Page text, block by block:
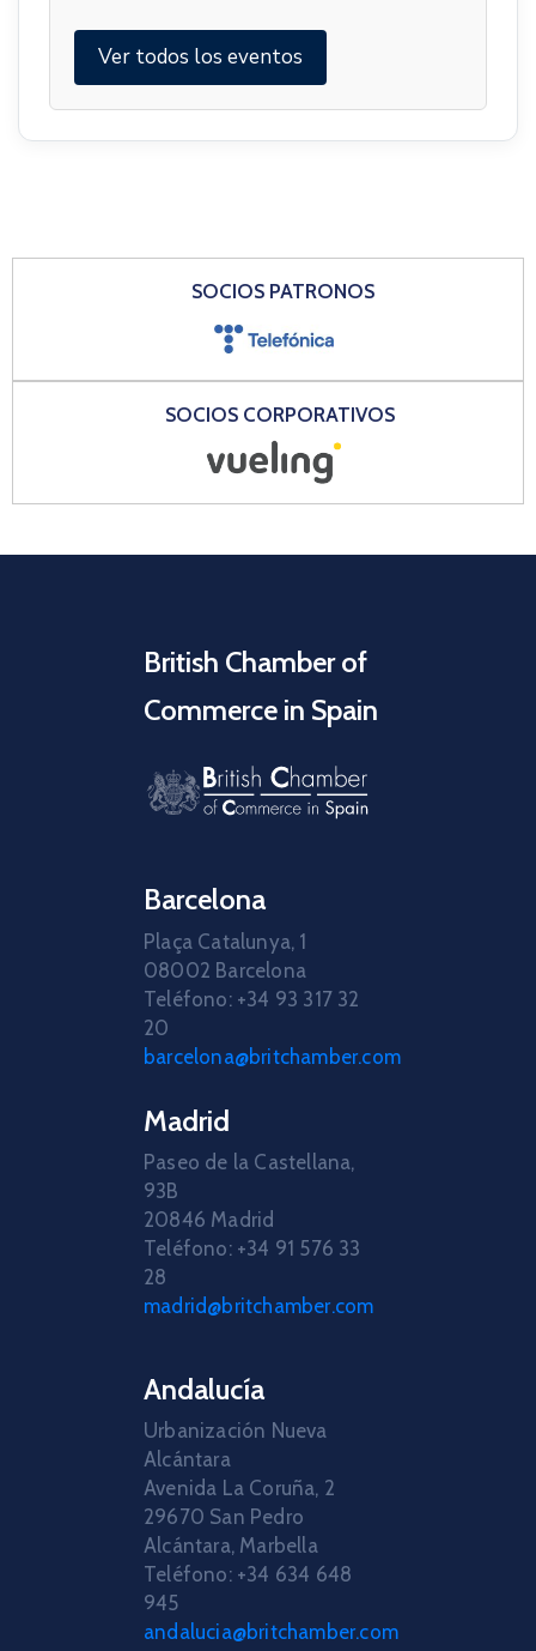
Ver todos los eventos
SOCIOS PATRONOS
SOCIOS CORPORATIVOS
British Chamber of
Commerce in Spain
Barcelona
Plaça Catalunya, 1
08002 Barcelona
Teléfono: +34 93 317 32
20
barcelona@britchamber.com
Madrid
Paseo de la Castellana,
93B
20846 Madrid
Teléfono: +34 91 576 33
28
madrid@britchamber.com
Andalucía
Urbanización Nueva
Alcántara
Avenida La Coruña, 2
29670 San Pedro
Alcántara, Marbella
Teléfono: +34 634 648
945
andalucia@britchamber.com